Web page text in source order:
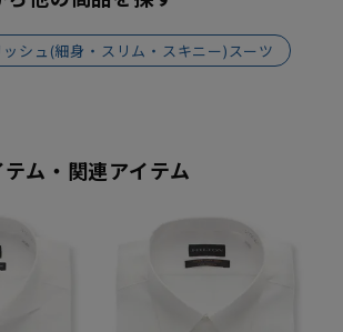
シュ(細身・スリム・スキニー)スーツ
ム・関連アイテム